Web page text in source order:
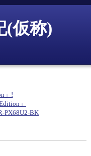
(仮称)
」!
」
PX68U2-BK